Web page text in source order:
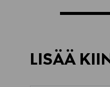
LISÄÄ